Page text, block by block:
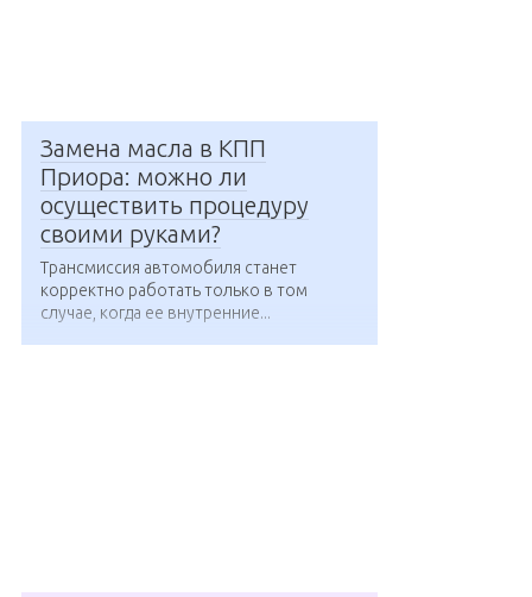
Замена масла в КПП
Приора: можно ли
осуществить процедуру
своими руками?
Трансмиссия автомобиля станет
корректно работать только в том
случае, когда ее внутренние...